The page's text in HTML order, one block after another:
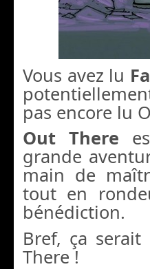
Vous avez lu
pas encore lu
Out There
grande
main de
tout en
bénédiction.
Bref, ça serait
There !